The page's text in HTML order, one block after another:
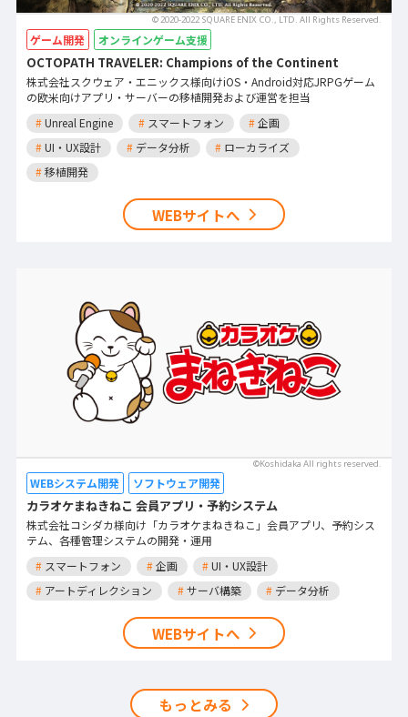
© 2020-2022 SQUARE ENIX CO., LTD. All Rights Reserved.
ゲーム開発 オンラインゲーム支援
OCTOPATH TRAVELER: Champions of the Continent
株式会社スクウェア・エニックス様向けiOS・Android対応JRPGゲーム
の欧米向けアプリ・サーバーの移植開発および運営を担当
#Unreal Engine # スマートフォン #企画
#UI・UX設計 # データ分析 # ローカライズ
#移植開発
WEBサイトへ
©Koshidaka All rights reserved.
WEBシステム開発 ソフトウェア開発
カラオケまねきねこ 会員アプリ・予約システム
株式会社コシダカ様向け「カラオケまねきねこ」会員アプリ、予約シス
テム、各種管理システムの開発・運用
# スマートフォン #企画 #UI・UX設計
# アートディレクション #サーバ構築 # データ分析
WEBサイトへ
もっとみる